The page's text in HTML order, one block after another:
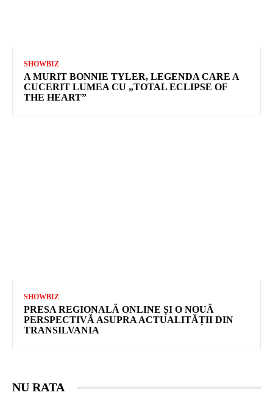
SHOWBIZ
A MURIT BONNIE TYLER, LEGENDA CARE A
CUCERIT LUMEA CU „TOTAL ECLIPSE OF
THE HEART”
SHOWBIZ
PRESA REGIONALĂ ONLINE ȘI O NOUĂ
PERSPECTIVĂ ASUPRA ACTUALITĂȚII DIN
TRANSILVANIA
NU RATA